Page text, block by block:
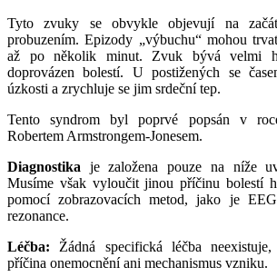
Tyto zvuky se obvykle objevují na
probuzením. Epizody „výbuchu“ mohou
až po několik minut. Zvuk bývá velmi
doprovázen bolestí. U postižených se
úzkosti a zrychluje se jim srdeční tep.
Tento syndrom byl poprvé popsán v
Robertem Armstrongem-Jonesem.
Diagnostika je založena pouze na níže
Musíme však vyloučit jinou příčinu bolestí
pomocí zobrazovacích metod, jako je
rezonance.
Léčba: Žádná specifická léčba
příčina onemocnění ani mechanismus vzniku.